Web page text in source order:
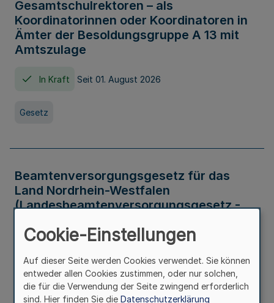
Gesamtschulrektoren – als
Koordinatorinnen oder Koordinatoren in
Ämter der Besoldungsgruppe A 13 mit
Amtszulage
In Kraft Seit 01. August 2026
Gesetz
Beamtenversorgungsgesetz für das
Land Nordrhein-Westfalen
(Landesbeamtenversorgungsgesetz -
Gesetz
Cookie-Einstellungen
Auf dieser Seite werden Cookies verwendet. Sie können
entweder allen Cookies zustimmen, oder nur solchen,
die für die Verwendung der Seite zwingend erforderlich
sind. Hier finden Sie die Datenschutzerklärung